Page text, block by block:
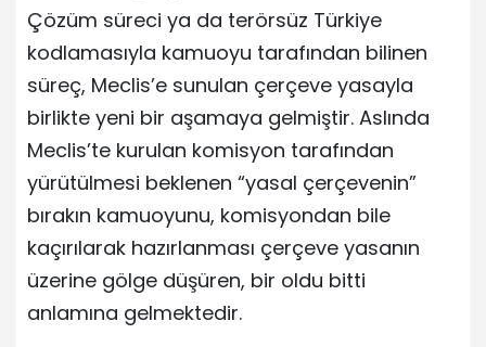
Çözüm süreci ya da terörsüz Türkiye
kodlamasıyla kamuoyu tarafından bilinen
süreç, Meclis’e sunulan çerçeve yasayla
birlikte yeni bir aşamaya gelmiştir. Aslında
Meclis’te kurulan komisyon tarafından
yürütülmesi beklenen “yasal çerçevenin”
bırakın kamuoyunu, komisyondan bile
kaçırılarak hazırlanması çerçeve yasanın
üzerine gölge düşüren, bir oldu bitti
anlamına gelmektedir.